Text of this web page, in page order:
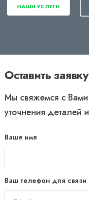
НАШИ УСЛУГИ
Оставить заявку
Мы свяжемся с
уточнения деталей
Ваше имя
Ваш телефон для связи